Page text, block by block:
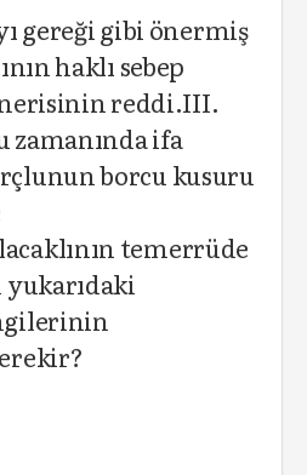
gereği gibi önermiş
haklı sebep
reddi.III.
zamanında ifa
borcu kusuru
temerrüde